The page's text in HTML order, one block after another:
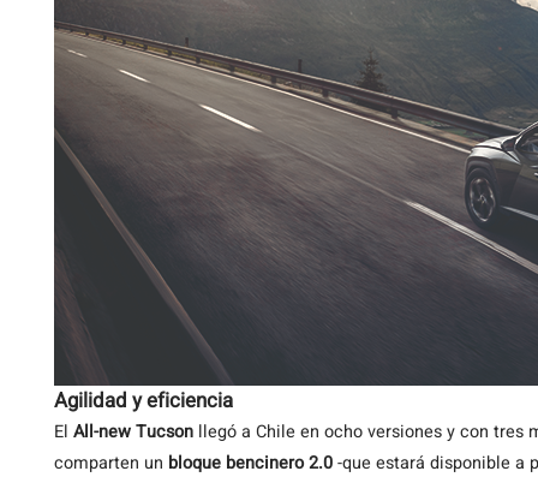
Agilidad y eficiencia
El All-new Tucson llegó a Chile en ocho versiones y con
comparten un bloque bencinero 2.0-que estará disponible a